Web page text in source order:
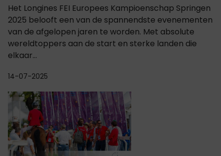
Het Longines FEI Europees Kampioenschap Springen
2025 belooft een van de spannendste evenementen
van de afgelopen jaren te worden. Met absolute
wereldtoppers aan de start en sterke landen die
elkaar...
14-07-2025